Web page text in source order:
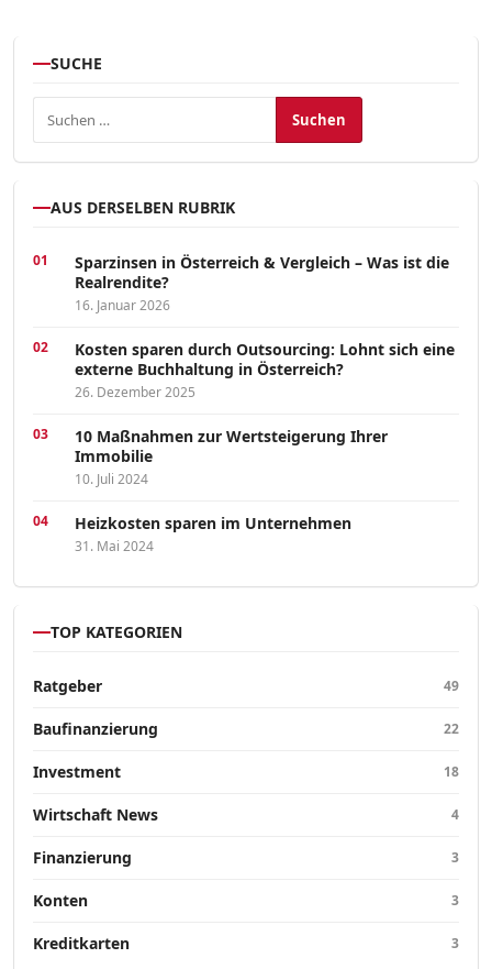
SUCHE
Suchen nach:
AUS DERSELBEN RUBRIK
Sparzinsen in Österreich & Vergleich – Was ist die
Realrendite?
16. Januar 2026
Kosten sparen durch Outsourcing: Lohnt sich eine
externe Buchhaltung in Österreich?
26. Dezember 2025
10 Maßnahmen zur Wertsteigerung Ihrer
Immobilie
10. Juli 2024
Heizkosten sparen im Unternehmen
31. Mai 2024
TOP KATEGORIEN
Ratgeber 49
Baufinanzierung 22
Investment 18
Wirtschaft News 4
Finanzierung 3
Konten 3
Kreditkarten 3